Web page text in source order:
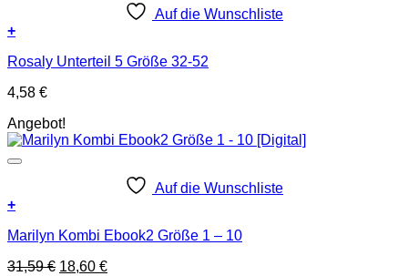
Auf die Wunschliste
+
Rosaly Unterteil 5 Größe 32-52
4,58 €
Angebot!
Auf die Wunschliste
+
Marilyn Kombi Ebook2 Größe 1 – 10
31,59€ Ursprünglicher
18,60 €Aktueller